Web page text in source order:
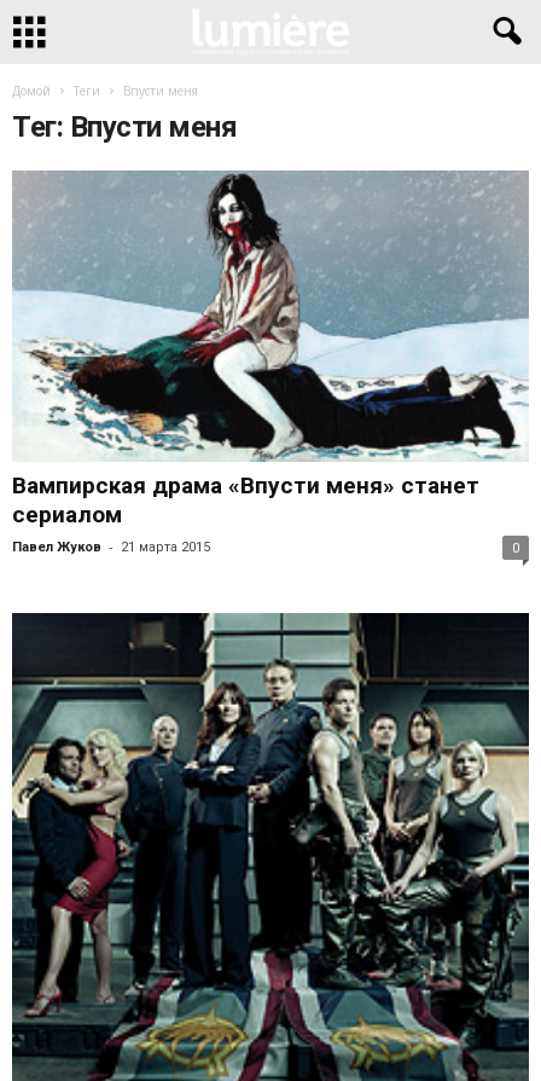
Домой Теги Впусти меня
Тег: Впусти меня
Вампирская драма «Впусти меня» станет
сериалом
Павел Жуков - 21 марта 2015 0